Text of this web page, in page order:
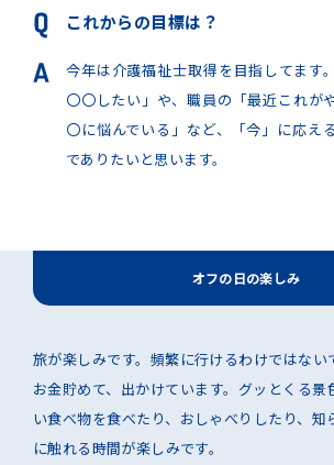
これからの目標は？
今年は介護福祉士取得を目指してます
〇〇したい」や、職員の「最近これが
〇に悩んでいる」など、「今」に応え
でありたいと思います。
オフの日の楽しみ
旅が楽しみです。頻繁に行けるわけではない
お金貯めて、出かけています。グッとくる景
い食べ物を食べたり、おしゃべりしたり、知
に触れる時間が楽しみです。